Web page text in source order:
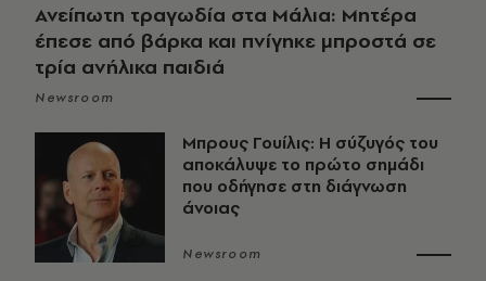
Ανείπωτη τραγωδία στα Μάλια: Μητέρα
έπεσε από βάρκα και πνίγηκε μπροστά σε
τρία ανήλικα παιδιά
Newsroom
Μπρους Γουίλις: Η σύζυγός του
αποκάλυψε το πρώτο σημάδι
που οδήγησε στη διάγνωση
άνοιας
Newsroom